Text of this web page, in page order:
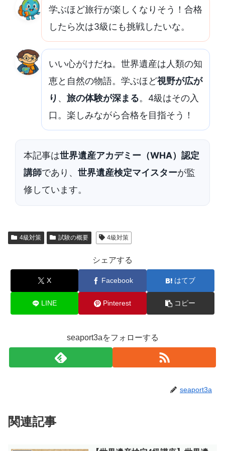
学ぶほど旅行が楽しくなりそう！合格
したら次は3級にも挑戦したいな。
いい心がけだね。世界遺産は人類の知
恵と自然の物語。学ぶほど視野が広が
り 、 旅の体験が深まる。4級はその入
口。楽しみながら合格を目指そう！
本記事は世界遺産アカデミー（WHA）認定
講師であり、 世界遺産検定マイスターが監
修しています。
4級対策 試験の概要 4級対策
シェアする
X Facebook はてブ
LINE Pinterest コピー
seaport3aをフォローする
seaport3a
関連記事